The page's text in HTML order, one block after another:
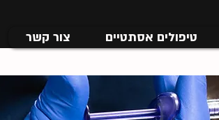
טיפולים אסתטיים צור קשר